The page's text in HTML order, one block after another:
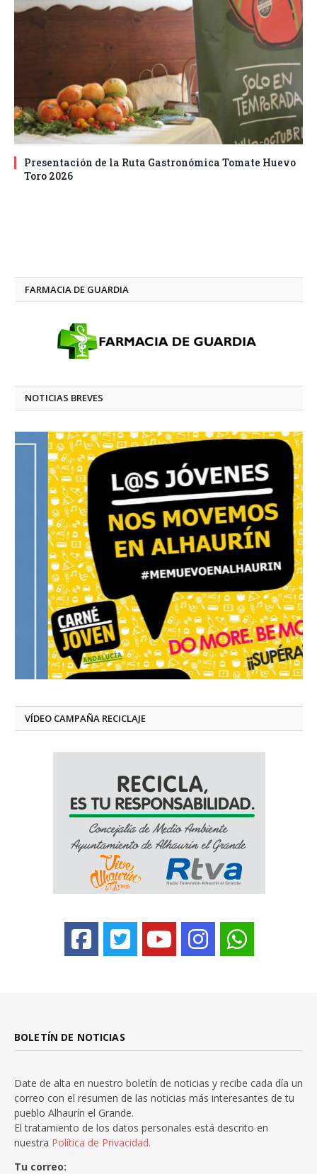
Presentación de la Ruta Gastronómica Tomate Huevo
Toro 2026
FARMACIA DE GUARDIA
NOTICIAS BREVES
VÍDEO CAMPAÑA RECICLAJE
BOLETÍN DE NOTICIAS
Date de alta en nuestro boletín de noticias y recibe cada día un
correo con el resumen de las noticias más interesantes de tu
pueblo Alhaurín el Grande.
El tratamiento de los datos personales está descrito en
nuestra Política de Privacidad.
Tu correo: